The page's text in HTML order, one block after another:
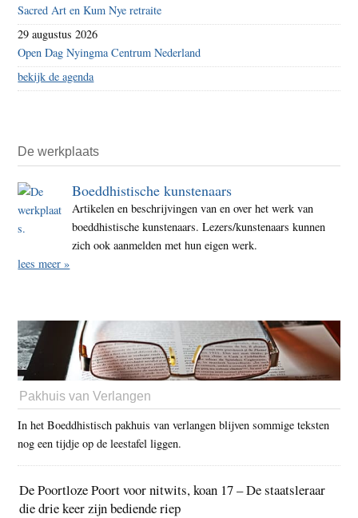
Sacred Art en Kum Nye retraite
29 augustus 2026
Open Dag Nyingma Centrum Nederland
bekijk de agenda
De werkplaats
Boeddhistische kunstenaars
Artikelen en beschrijvingen van en over het werk van
boeddhistische kunstenaars. Lezers/kunstenaars kunnen
zich ook aanmelden met hun eigen werk.
lees meer »
Pakhuis van Verlangen
In het Boeddhistisch pakhuis van verlangen blijven sommige teksten
nog een tijdje op de leestafel liggen.
De Poortloze Poort voor nitwits, koan 17 – De staatsleraar
die drie keer zijn bediende riep